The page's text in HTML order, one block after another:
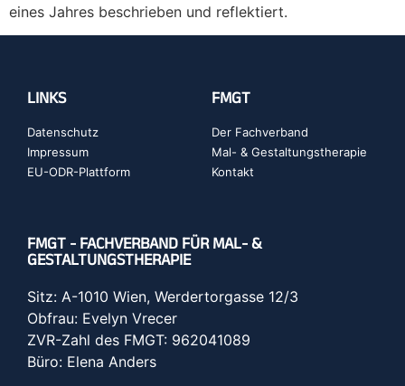
eines Jahres beschrieben und reflektiert.
LINKS
Datenschutz
Impressum
EU-ODR-Plattform
FMGT
Der Fachverband
Mal- & Gestaltungstherapie
Kontakt
FMGT - FACHVERBAND FÜR MAL- &
GESTALTUNGSTHERAPIE
Sitz: A-1010 Wien, Werdertorgasse 12/3
Obfrau: Evelyn Vrecer
ZVR-Zahl des FMGT: 962041089
Büro: Elena Anders